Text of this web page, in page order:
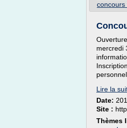
concours
mercredi
Lire la
Date:
Site :
Thèmes